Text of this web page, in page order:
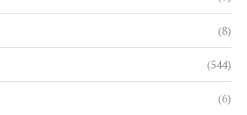
(8)
(544)
(6)